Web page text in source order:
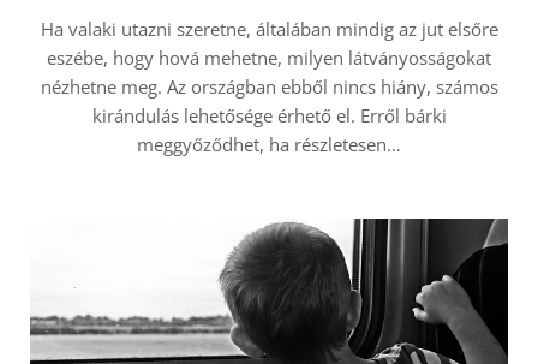
Ha valaki utazni szeretne, általában mindig az jut elsőre
eszébe, hogy hová mehetne, milyen látványosságokat
nézhetne meg. Az országban ebből nincs hiány, számos
kirándulás lehetősége érhető el. Erről bárki
meggyőződhet, ha részletesen…